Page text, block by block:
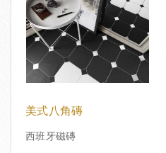
美式八角磚
西班牙磁磚